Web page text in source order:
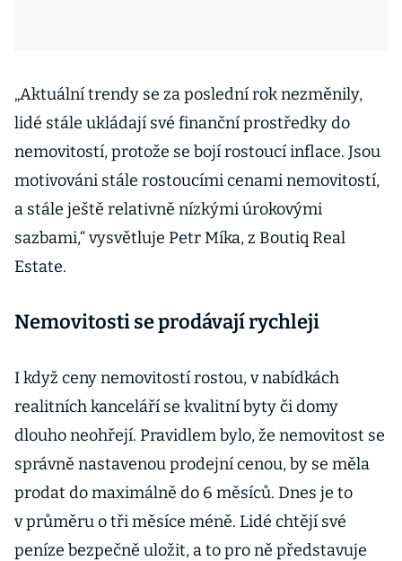
„Aktuální trendy se za poslední rok nezměnily,
lidé stále ukládají své finanční prostředky do
nemovitostí, protože se bojí rostoucí inflace. Jsou
motivováni stále rostoucími cenami nemovitostí,
a stále ještě relativně nízkými úrokovými
sazbami,“ vysvětluje Petr Míka, z Boutiq Real
Estate.
Nemovitosti se prodávají rychleji
I když ceny nemovitostí rostou, v nabídkách
realitních kanceláří se kvalitní byty či domy
dlouho neohřejí. Pravidlem bylo, že nemovitost se
správně nastavenou prodejní cenou, by se měla
prodat do maximálně do 6 měsíců. Dnes je to
v průměru o tři měsíce méně. Lidé chtějí své
peníze bezpečně uložit, a to pro ně představuje